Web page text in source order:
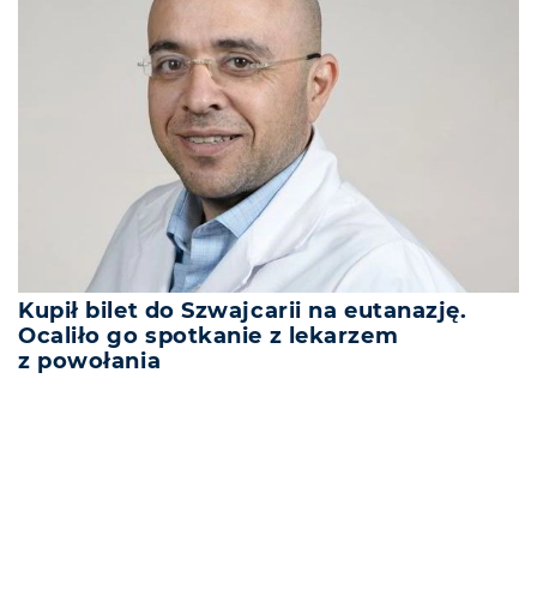
Kupił bilet do Szwajcarii na eutanazję.
Ocaliło go spotkanie z lekarzem
z powołania